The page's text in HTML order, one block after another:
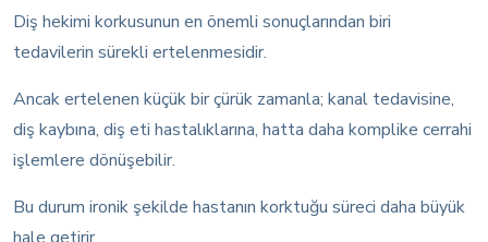
Diş hekimi korkusunun en önemli sonuçlarından biri
tedavilerin sürekli ertelenmesidir.
Ancak ertelenen küçük bir çürük zamanla; kanal tedavisine,
diş kaybına, diş eti hastalıklarına, hatta daha komplike cerrahi
işlemlere dönüşebilir.
Bu durum ironik şekilde hastanın korktuğu süreci daha büyük